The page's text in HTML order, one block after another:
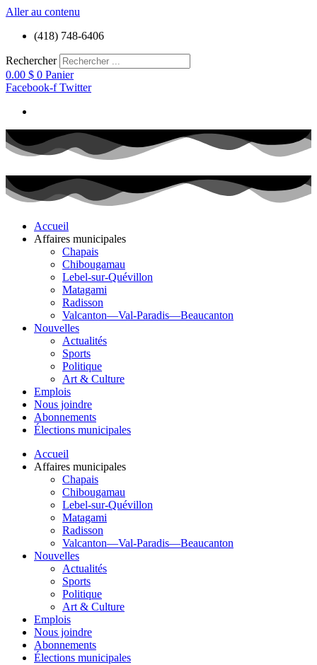
Aller au contenu
(418) 748-6406
Rechercher
0.00 $ 0 Panier
Facebook-f Twitter
Accueil
Affaires municipales
Chapais
Chibougamau
Lebel-sur-Quévillon
Matagami
Radisson
Valcanton—Val-Paradis—Beaucanton
Nouvelles
Actualités
Sports
Politique
Art & Culture
Emplois
Nous joindre
Abonnements
Élections municipales
Accueil
Affaires municipales
Chapais
Chibougamau
Lebel-sur-Quévillon
Matagami
Radisson
Valcanton—Val-Paradis—Beaucanton
Nouvelles
Actualités
Sports
Politique
Art & Culture
Emplois
Nous joindre
Abonnements
Élections municipales